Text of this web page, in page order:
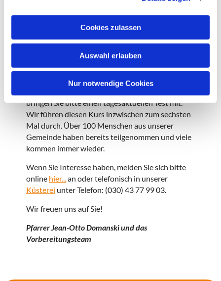
Cookies zulassen
Auswahl erlauben
Nur notwendige Cookies
(Sterkrader Str. 47, 13507 Berlin).
Anmelden!
Bitte planen Sie nach Möglichkeit alle Termine mit
ein, wenn Sie teilnehmen wollen. Nur so können
Vertrautheit und Erfahrung wachsen. Falls Sie
bringen Sie bitte einen tagesaktuellen Test mit.
Wir führen diesen Kurs inzwischen zum sechsten
Mal durch. Über 100 Menschen aus unserer
Gemeinde haben bereits teilgenommen und viele
kommen immer wieder.
Wenn Sie Interesse haben, melden Sie sich bitte
online hier...an oder telefonisch in unserer
Küsterei unter Telefon: (030) 43 77 99 03.
Wir freuen uns auf Sie!
Pfarrer Jean-Otto Domanski und das
Vorbereitungsteam